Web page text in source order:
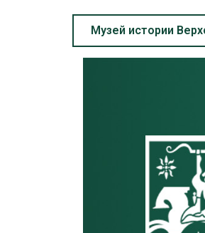
Музей истории